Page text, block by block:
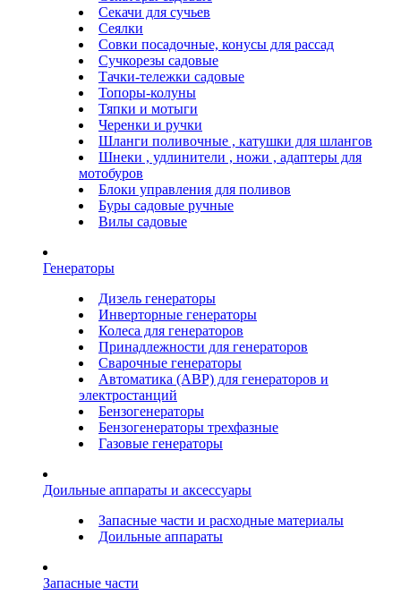
Секачи для сучьев
Сеялки
Совки посадочные, конусы для рассад
Сучкорезы садовые
Тачки-тележки садовые
Топоры-колуны
Тяпки и мотыги
Черенки и ручки
Шланги поливочные , катушки для шлангов
Шнеки , удлинители , ножи , адаптеры для
мотобуров
Блоки управления для поливов
Буры садовые ручные
Вилы садовые
Генераторы
Дизель генераторы
Инверторные генераторы
Колеса для генераторов
Принадлежности для генераторов
Сварочные генераторы
Автоматика (АВР) для генераторов и
электростанций
Бензогенераторы
Бензогенераторы трехфазные
Газовые генераторы
Доильные аппараты и аксессуары
Запасные части и расходные материалы
Доильные аппараты
Запасные части